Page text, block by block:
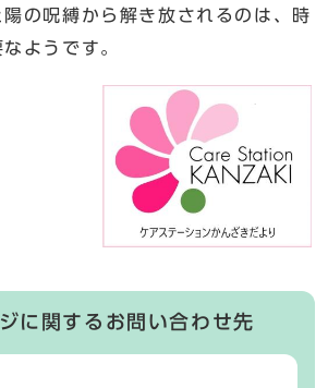
の呪縛から解き放されるのは、時
ようです。
に関するお問い合わせ先